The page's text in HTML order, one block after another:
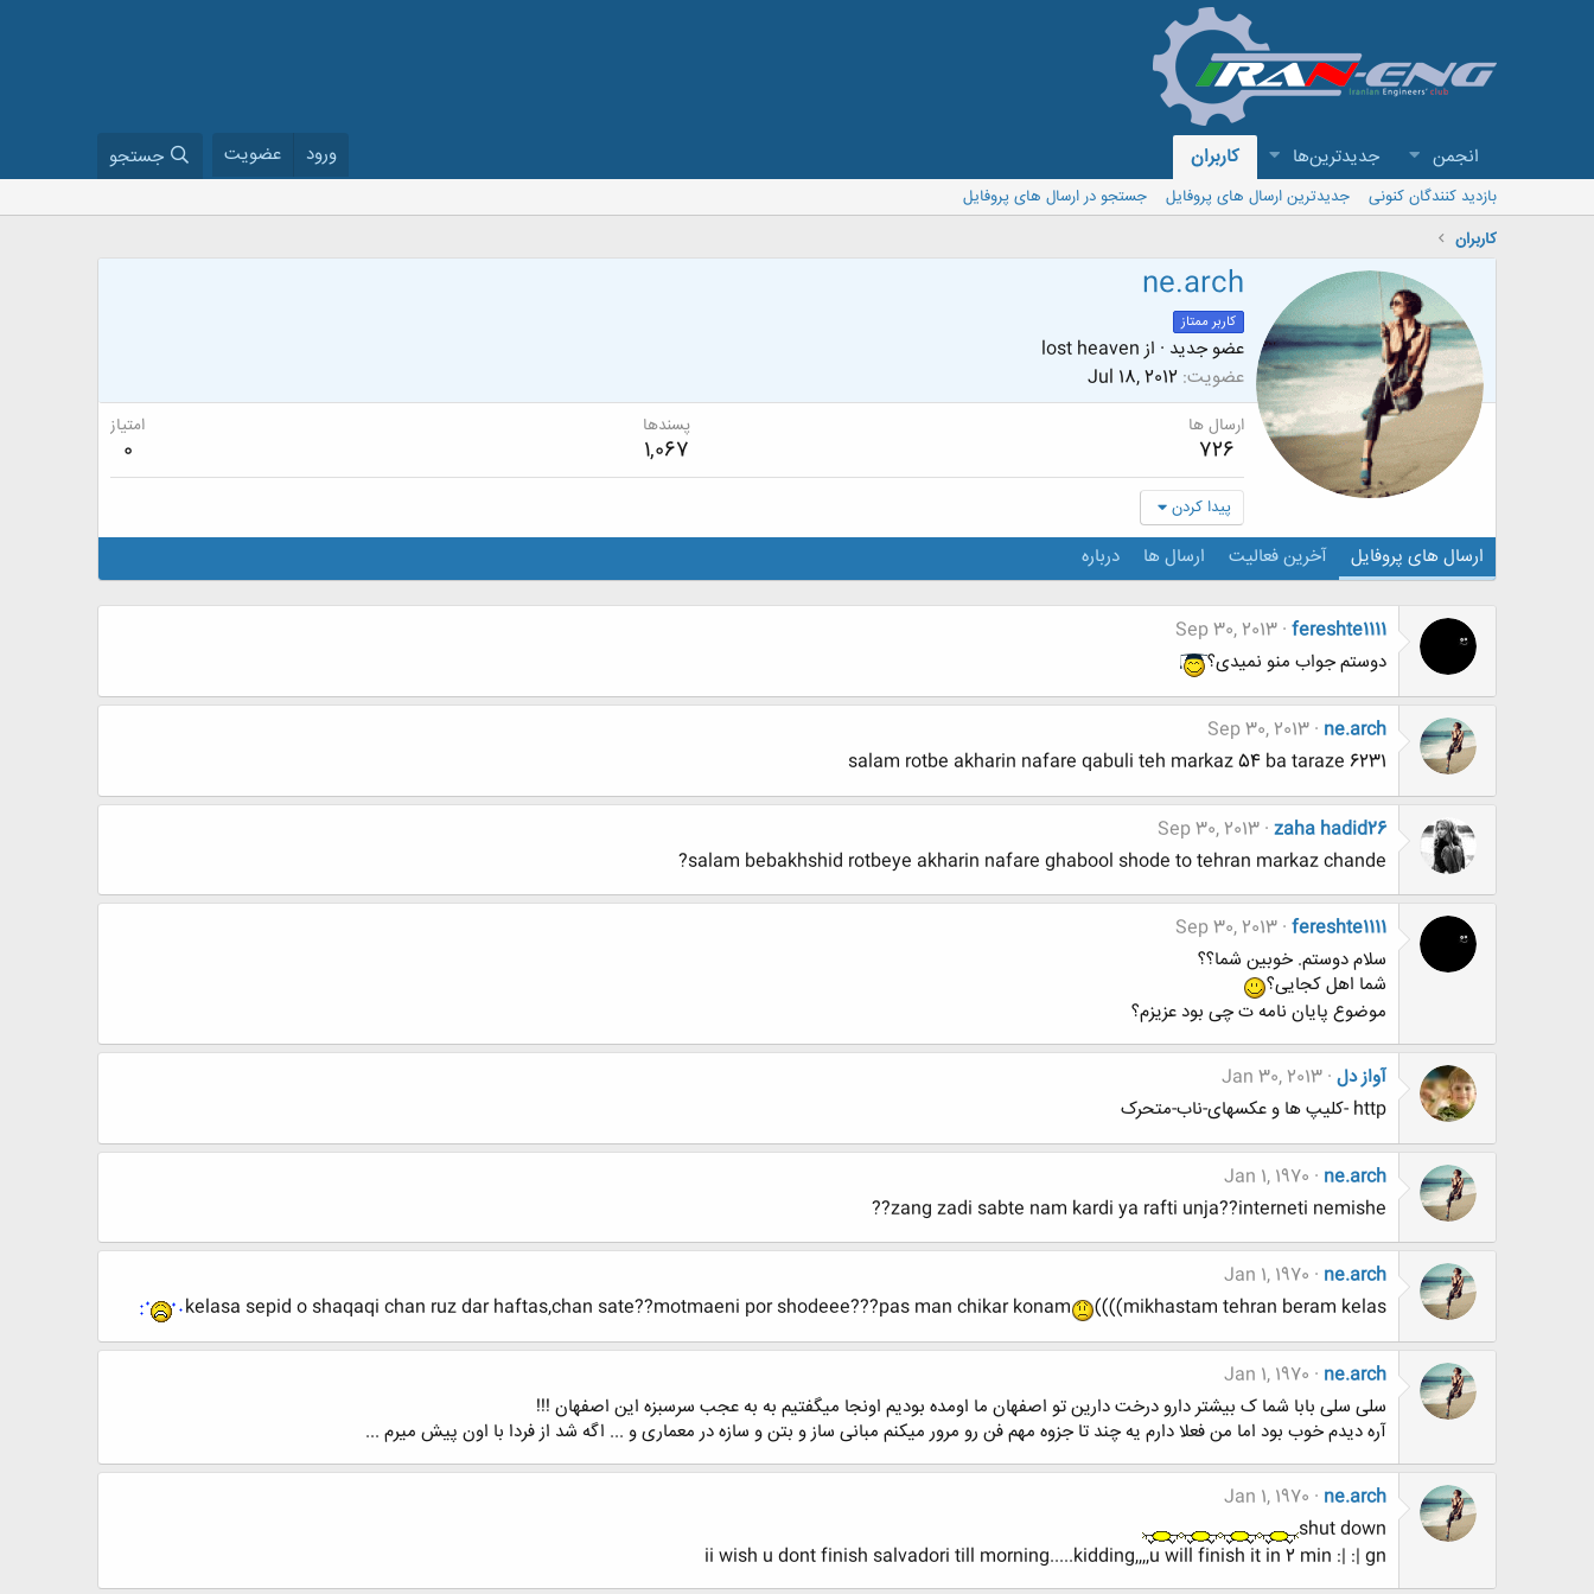
انجمن جدیدترین‌ها کاربران ورود عضویت جستجو
بازدید کنندگان کنونی جدیدترین ارسال های پروفایل
جستجو در ارسال های پروفایل
کاربران
ne.arch
کاربر ممتاز
عضو جدید · از lost heaven
عضویت Jul 18, 2012
ارسال ها
726
پسندها
1,067
امتیاز
0
پیدا کردن
ارسال های پروفایل آخرین فعالیت ارسال ها درباره
fereshte1111
Sep 30, 2013
دوستم جواب منو نمیدی؟
ne.arch
Sep 30, 2013
salam rotbe akharin nafare qabuli teh markaz 54 ba taraze 6231
zaha hadid26
Sep 30, 2013
salam bebakhshid rotbeye akharin nafare ghabool shode to tehran markaz chande?
fereshte1111
Sep 30, 2013
سلام دوستم. خوبین شما؟؟
شما اهل کجایی؟
موضوع پایان نامه ت چی بود عزیزم؟
آواز دل Jan 30, 2013
http -کلیپ ها و عکسهای-ناب-متحرک
ne.arch
Jan 1, 1970
zang zadi sabte nam kardi ya rafti unja??interneti nemishe??
ne.arch
Jan 1, 1970
kelasa sepid o shaqaqi chan ruz dar haftas,chan sate??motmaeni por shodeee???pas man chikar konam
((((mikhastam tehran beram kelas
ne.arch
Jan 1, 1970
سلی سلی بابا شما ک بیشتر دارو درخت دارین تو اصفهان ما اومده بودیم اونجا میگفتیم به به عجب سرسبزه این اصفهان !!!
آره دیدم خوب بود اما من فعلا دارم یه چند تا جزوه مهم فن رو مرور میکنم مبانی ساز و بتن و سازه در معماری و ... اگه شد از فردا با اون پیش میرم ...
ne.arch
Jan 1, 1970
shut down
ii wish u dont finish salvadori till morning.....kidding,,,,u will finish it in 2 min :| :| gn